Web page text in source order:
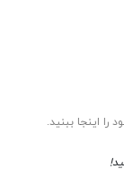
را اینجا ببنید.